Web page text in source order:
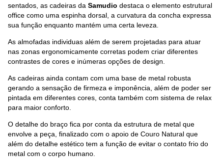
sentados, as cadeiras da Samudio destaca o elemento estrutural
office como uma espinha dorsal, a curvatura da concha expressa
sua função enquanto mantém uma certa leveza.
As almofadas individuas além de serem projetadas para atuar
nas zonas ergonomicamente corretas podem criar diferentes
contrastes de cores e inúmeras opções de design.
As cadeiras ainda contam com uma base de metal robusta
gerando a sensação de firmeza e imponência, além de poder ser
pintada em diferentes cores, conta também com sistema de relax
para maior conforto.
O detalhe do braço fica por conta da estrutura de metal que
envolve a peça, finalizado com o apoio de Couro Natural que
além do detalhe estético tem a função de evitar o contato frio do
metal com o corpo humano.